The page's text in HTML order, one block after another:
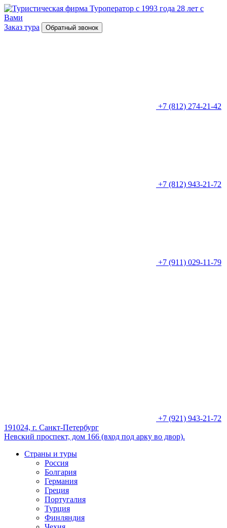
Туроператор с 1993 года 28 лет с
Вами
Заказ тура
Обратный звонок
+7 (812) 274-21-42
+7 (812) 943-21-72
+7 (911) 029-11-79
+7 (921) 943-21-72
191024, г. Санкт-Петербург
Невский проспект, дом 166 (вход под арку во двор).
Страны и туры
Россия
Болгария
Германия
Греция
Португалия
Турция
Финляндия